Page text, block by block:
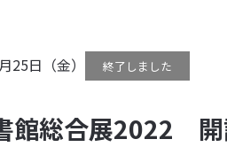
25日（金） 終了しました
館総合展2022 開